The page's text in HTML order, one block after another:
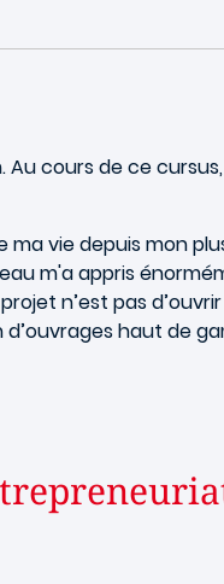
cours de ce
vie depuis mon
m'a appris
n’est pas
haut de